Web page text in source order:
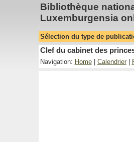
Bibliothèque
Luxemburgensia
Sélection du type de
Clef du cabinet des
Navigation: Home| Calendrier|